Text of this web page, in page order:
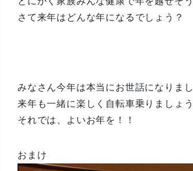
さて来年はどんな年になるでしょう？
みなさん今年は本当にお世話になりまし
来年も一緒に楽しく自転車乗りましょ
それでは、よいお年を！！
おまけ